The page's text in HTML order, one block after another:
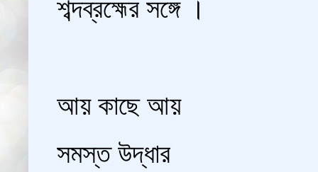
শব্দব্রহ্মের সঙ্গে ।
আয় কাছে আয়
সমস্ত উদ্ধার